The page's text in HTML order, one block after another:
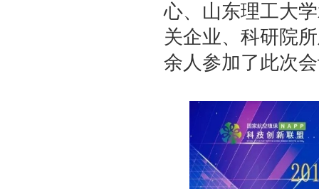
心、山东理工大
关企业、科研院
余人参加了此次